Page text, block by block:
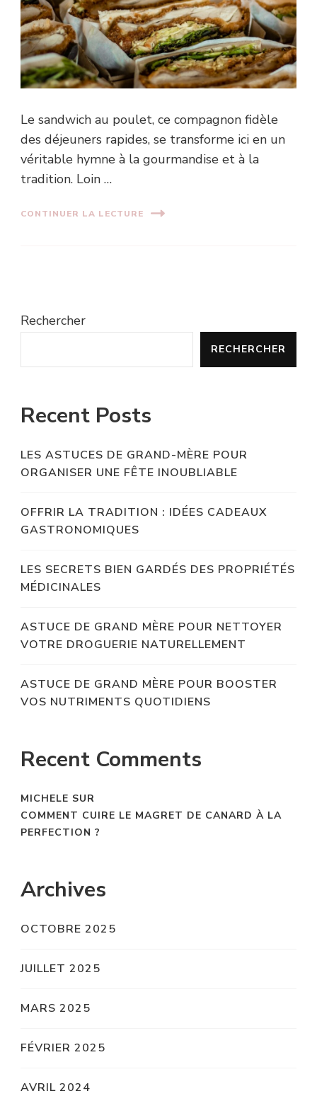
Le sandwich au poulet, ce compagnon fidèle
des déjeuners rapides, se transforme ici en un
véritable hymne à la gourmandise et à la
tradition. Loin …
CONTINUER LA LECTURE
Rechercher
RECHERCHER
Recent Posts
LES ASTUCES DE GRAND-MÈRE POUR
ORGANISER UNE FÊTE INOUBLIABLE
OFFRIR LA TRADITION : IDÉES CADEAUX
GASTRONOMIQUES
LES SECRETS BIEN GARDÉS DES PROPRIÉTÉS
MÉDICINALES
ASTUCE DE GRAND MÈRE POUR NETTOYER
VOTRE DROGUERIE NATURELLEMENT
ASTUCE DE GRAND MÈRE POUR BOOSTER
VOS NUTRIMENTS QUOTIDIENS
Recent Comments
MICHELE SUR
COMMENT CUIRE LE MAGRET DE CANARD À LA
PERFECTION ?
Archives
OCTOBRE 2025
JUILLET 2025
MARS 2025
FÉVRIER 2025
AVRIL 2024